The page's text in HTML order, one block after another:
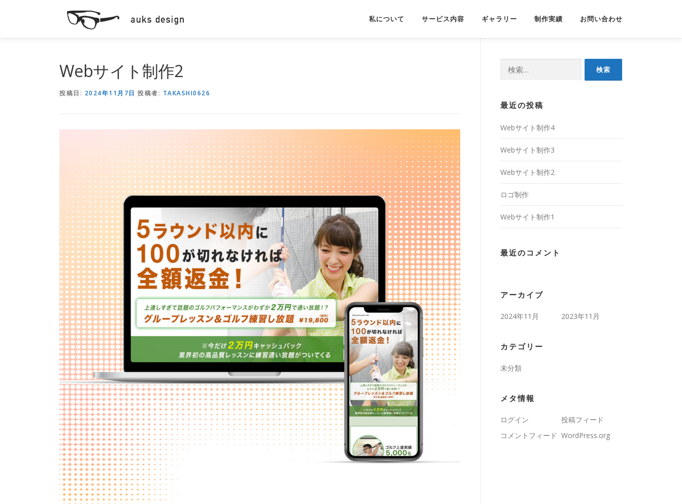
ン
私について サービス内容 ギャラリー 制作実績 お問い合わせ
Webサイト制作2
投稿日: 2024年11月7日 投稿者: TAKASHI0626
最近の投稿
Webサイト制作4
Webサイト制作3
Webサイト制作2
ロゴ制作
Webサイト制作1
最近のコメント
アーカイブ
2024年11月 2023年11月
カテゴリー
未分類
メタ情報
ログイン
投稿フィード
コメントフィード WordPress.org